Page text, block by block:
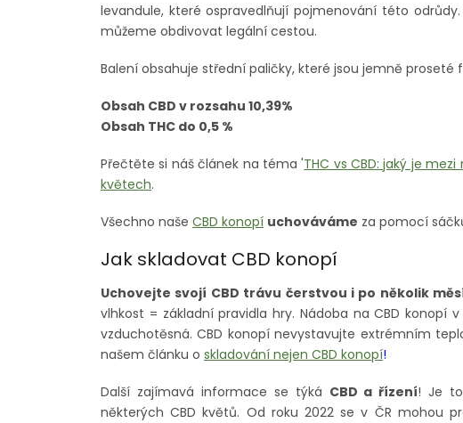
levandule, které ospravedlňují pojmenování této
můžeme obdivovat legální cestou.
Balení obsahuje střední paličky, které jsou jemně proseté
Obsah CBD v rozsahu 10,39%
Obsah THC do 0,5 %
Přečtěte si náš článek na téma 'THC vs CBD: jaký je mezi
květech.
Všechno naše CBD konopí uchováváme za pomocí
Jak skladovat CBD konopí
Uchovejte svojí CBD trávu čerstvou i po několik
vlhkost = základní pravidla hry. Nádoba na CBD
vzduchotěsná. CBD konopí nevystavujte extrémním
našem článku o skladování nejen CBD konopí!
Další zajímavá informace se týká CBD a řízení! Je
některých CBD květů. Od roku 2022 se v ČR mohou